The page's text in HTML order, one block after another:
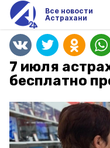
Все новости
Астрахани
7 июля
бесплатно